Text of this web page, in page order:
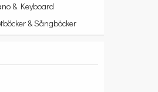
& Keyboard
& Sångböcker